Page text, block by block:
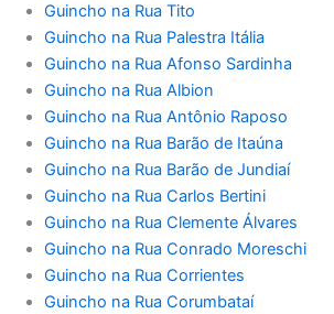
Guincho na Rua Tito
Guincho na Rua Palestra Itália
Guincho na Rua Afonso Sardinha
Guincho na Rua Albion
Guincho na Rua Antônio Raposo
Guincho na Rua Barão de Itaúna
Guincho na Rua Barão de Jundiaí
Guincho na Rua Carlos Bertini
Guincho na Rua Clemente Álvares
Guincho na Rua Conrado Moreschi
Guincho na Rua Corrientes
Guincho na Rua Corumbataí